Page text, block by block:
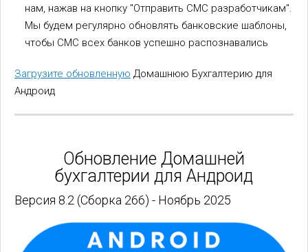
нам, нажав на кнопку "Отправить СМС разработчикам".
Мы будем регулярно обновлять банковские шаблоны,
чтобы СМС всех банков успешно распознавались
Загрузите обновленную Домашнюю Бухгалтерию для
Андроид
Обновление Домашней
бухгалтерии для Андроид
Версия 8.2 (Сборка 266) - Ноябрь 2025